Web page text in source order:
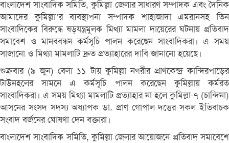
বাংলাদেশ সাংবাদিক সমিতি, কুমিল্লা জেলার সাধারণ সম্পাদক এবং দৈনিক
আমাদের কুমিল্লা’র ব্যবস্থাপনা সম্পাদক শাহাজাদা এমরানসহ তিন
সাংবাদিকের বিরুদ্ধে ষড়যন্ত্রমূলক মিথ্যা মামলা দায়েরের ঘটনায় প্রতিবাদ
সমাবেশ ও মানববন্ধন কর্মসূচি পালন করেছেন সাংবাদিকরা। এ সময়
সাজানো ও মিথ্যা মামলাটি দ্রুত প্রত্যাহারের দাবি জানানো হয়েছে।
শুক্রবার (৯ জুন) বেলা ১১ টায় কুমিল্লা নগরীর প্রাণকেন্দ্র কান্দিরপাড়ের
টাউনহলের সামনে এ কর্মসূচি পালন করেছেন কুমিল্লায় কর্মরত
সাংবাদিকরা। এ সময় মিথ্যা মামলাটি প্রত্যাহার না হলে কুমিল্লা-৭ (চান্দিনা)
আসনের সংসদ সদস্য অধ্যাপক ডা. প্রাণ গোপাল দত্তের সকল ইতিবাচক
সংবাদ বর্জনের ঘোষণা দেন বক্তারা।
বাংলাদেশ সাংবাদিক সমিতি, কুমিল্লা জেলার আয়োজনে প্রতিবাদ সমাবেশে